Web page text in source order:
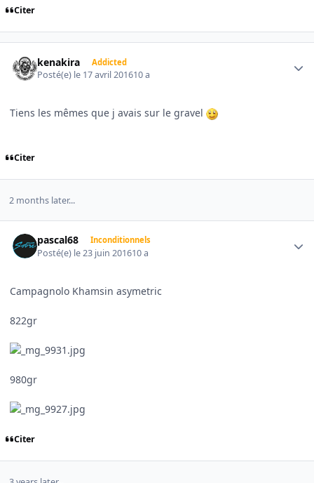
Citer
kenakira Addicted
Posté(e) le 17 avril 201610 a
Tiens les mêmes que j avais sur le gravel
Citer
2 months later...
pascal68 Inconditionnels
Posté(e) le 23 juin 201610 a
Campagnolo Khamsin asymetric
822gr
980gr
Citer